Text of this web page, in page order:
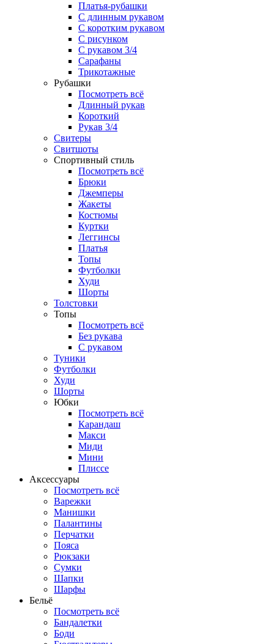
Платья-рубашки
С длинным рукавом
С коротким рукавом
С рисунком
С рукавом 3/4
Сарафаны
Трикотажные
Рубашки
Посмотреть всё
Длинный рукав
Короткий
Рукав 3/4
Свитеры
Свитшоты
Спортивный стиль
Посмотреть всё
Брюки
Джемперы
Жакеты
Костюмы
Куртки
Леггинсы
Платья
Топы
Футболки
Худи
Шорты
Толстовки
Топы
Посмотреть всё
Без рукава
С рукавом
Туники
Футболки
Худи
Шорты
Юбки
Посмотреть всё
Карандаш
Макси
Миди
Мини
Плиссе
Аксессуары
Посмотреть всё
Варежки
Манишки
Палантины
Перчатки
Пояса
Рюкзаки
Сумки
Шапки
Шарфы
Бельё
Посмотреть всё
Бандалетки
Боди